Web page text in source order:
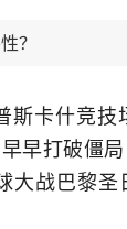
？
卡什竞
早早打破僵局
大战巴黎